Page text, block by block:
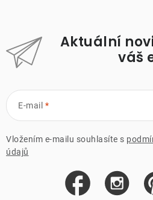
Aktuální
váš
E-mail
Vložením e-mailu souhlasíte s
údajů